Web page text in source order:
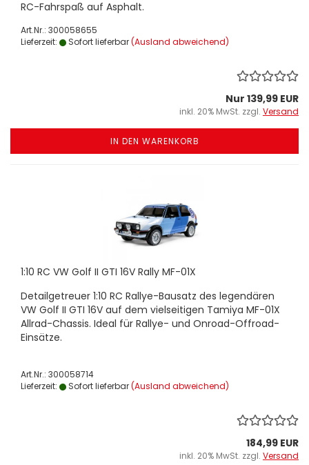
RC-Fahrspaß auf Asphalt.
Art.Nr.: 300058655
Lieferzeit:
Sofort lieferbar(Ausland abweichend)
Nur 139,99 EUR
inkl. 20% MwSt. zzgl. Versand
IN DEN WARENKORB
1:10 RC VW Golf II GTI 16V Rally MF-01X
Detailgetreuer 1:10 RC Rallye-Bausatz des legendären
VW Golf II GTI 16V auf dem vielseitigen Tamiya MF-01X
Allrad-Chassis. Ideal für Rallye- und Onroad-Offroad-
Einsätze.
Art.Nr.: 300058714
Lieferzeit:
Sofort lieferbar(Ausland abweichend)
184,99 EUR
inkl. 20% MwSt. zzgl. Versand